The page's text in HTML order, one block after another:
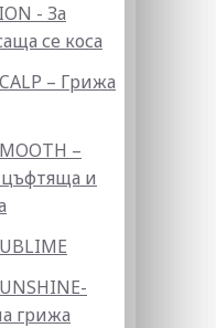
- За
се коса
– Грижа
–
и
грижа